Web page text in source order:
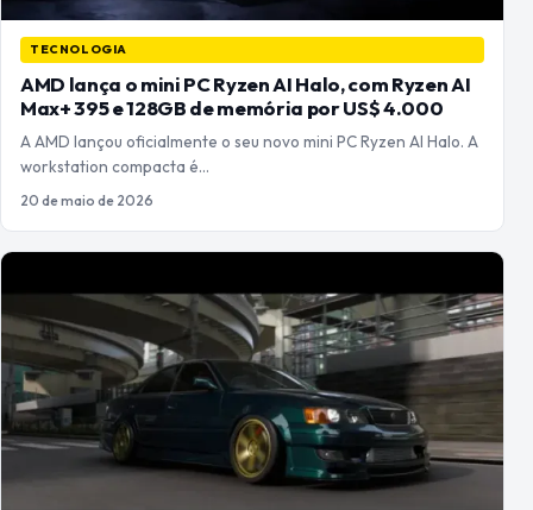
TECNOLOGIA
AMD lança o mini PC Ryzen AI Halo, com Ryzen AI
Max+ 395 e 128GB de memória por US$ 4.000
A AMD lançou oficialmente o seu novo mini PC Ryzen AI Halo. A
workstation compacta é…
20 de maio de 2026